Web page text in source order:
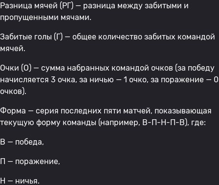
Разница мячей (РГ) — разница между забитыми и
пропущенными мячами.
Забитые голы (Г) — общее количество забитых командой
мячей.
Очки (О) — сумма набранных командой очков (за победу
начисляется 3 очка, за ничью — 1 очко, за поражение — 0
очков).
Форма — серия последних пяти матчей, показывающая
текущую форму команды (например, В-П-Н-П-В), где:
В — победа,
П — поражение,
Н — ничья.